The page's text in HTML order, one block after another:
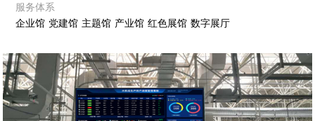
服务体系
企业馆 党建馆 主题馆 产业馆 红色展馆 数字展厅